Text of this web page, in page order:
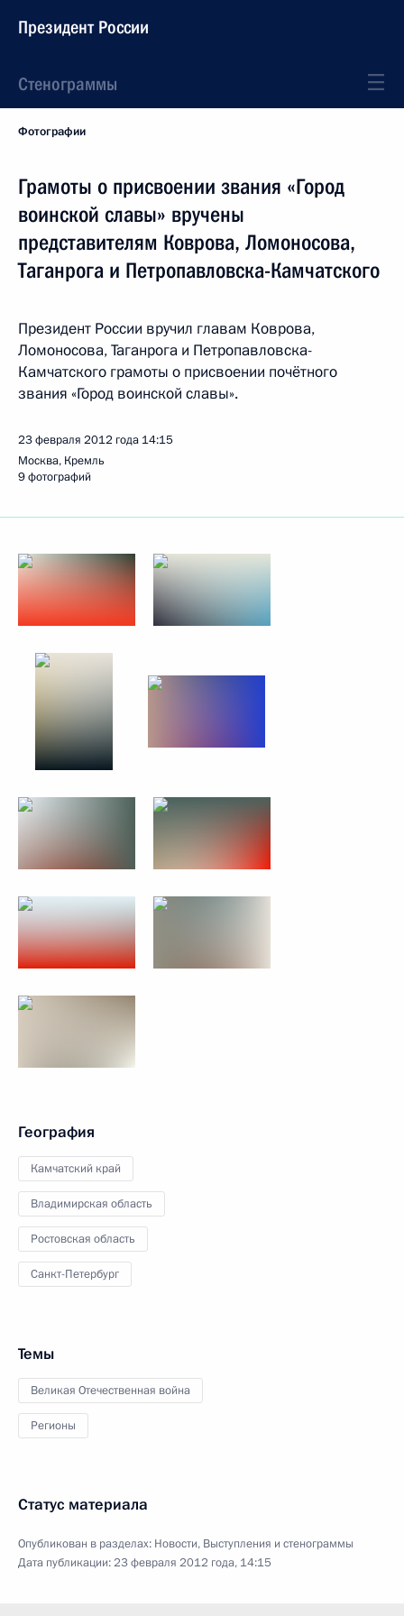
Президент России
Стенограммы
Фотографии
Грамоты о присвоении звания «Город
воинской славы» вручены
представителям Коврова, Ломоносова,
Таганрога и Петропавловска-Камчатского
Президент России вручил главам Коврова,
Ломоносова, Таганрога и Петропавловска-
Камчатского грамоты о присвоении почётного
звания «Город воинской славы».
23 февраля 2012 года 14:15
Москва, Кремль
9 фотографий
География
Камчатский край
Владимирская область
Ростовская область
Санкт-Петербург
Темы
Великая Отечественная война
Регионы
Статус материала
Опубликован в разделах: Новости, Выступления и стенограммы
Дата публикации:23 февраля 2012 года, 14:15